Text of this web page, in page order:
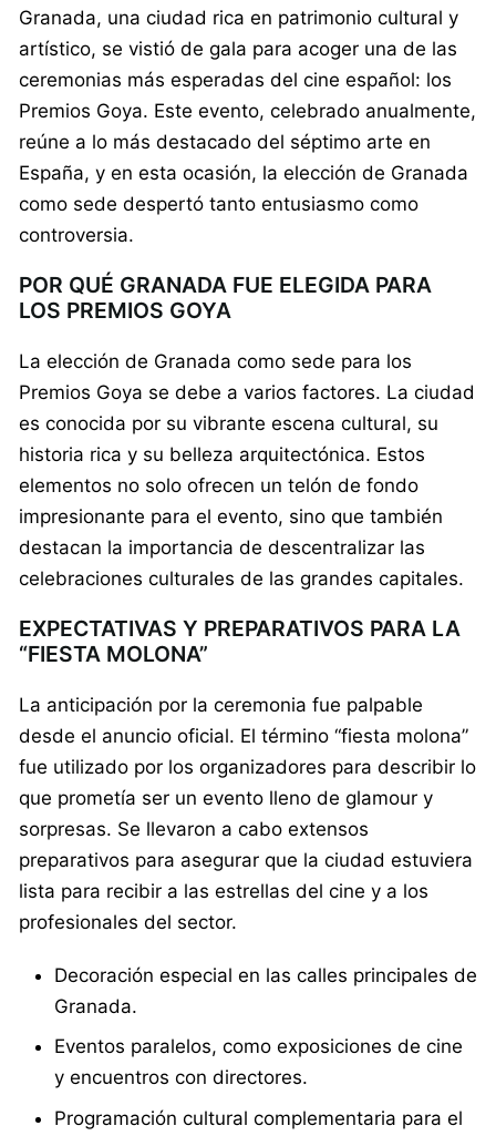
Granada, una ciudad rica en patrimonio cultural y
artístico, se vistió de gala para acoger una de las
ceremonias más esperadas del cine español: los
Premios Goya. Este evento, celebrado anualmente,
reúne a lo más destacado del séptimo arte en
España, y en esta ocasión, la elección de Granada
como sede despertó tanto entusiasmo como
controversia.
POR QUÉ GRANADA FUE ELEGIDA PARA
LOS PREMIOS GOYA
La elección de Granada como sede para los
Premios Goya se debe a varios factores. La ciudad
es conocida por su vibrante escena cultural, su
historia rica y su belleza arquitectónica. Estos
elementos no solo ofrecen un telón de fondo
impresionante para el evento, sino que también
destacan la importancia de descentralizar las
celebraciones culturales de las grandes capitales.
EXPECTATIVAS Y PREPARATIVOS PARA LA
“FIESTA MOLONA”
La anticipación por la ceremonia fue palpable
desde el anuncio oficial. El término “fiesta molona”
fue utilizado por los organizadores para describir lo
que prometía ser un evento lleno de glamour y
sorpresas. Se llevaron a cabo extensos
preparativos para asegurar que la ciudad estuviera
lista para recibir a las estrellas del cine y a los
profesionales del sector.
Decoración especial en las calles principales de
Granada.
Eventos paralelos, como exposiciones de cine
y encuentros con directores.
Programación cultural complementaria para el